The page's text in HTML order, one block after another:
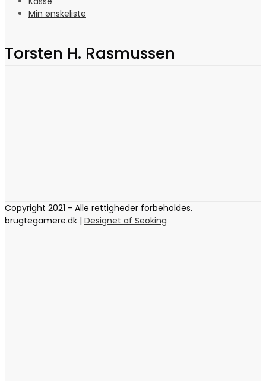
Min ønskeliste
Torsten H. Rasmussen
Copyright 2021 - Alle rettigheder forbeholdes.
brugtegamere.dk | Designet af Seoking